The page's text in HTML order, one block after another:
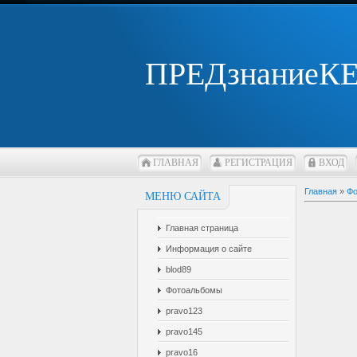
ГЛАВНАЯ РЕГИСТРАЦИЯ ВХОД
МЕНЮ САЙТА
Главная страница
Информация о сайте
blod89
Фотоальбомы
pravo123
pravo145
pravo16
Главная »